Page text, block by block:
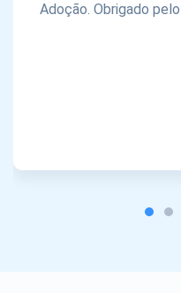
Adoção. Obrigado